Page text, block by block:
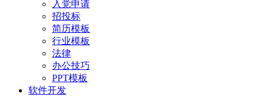
入党申请
招投标
简历模板
行业模板
法律
办公技巧
PPT模板
软件开发